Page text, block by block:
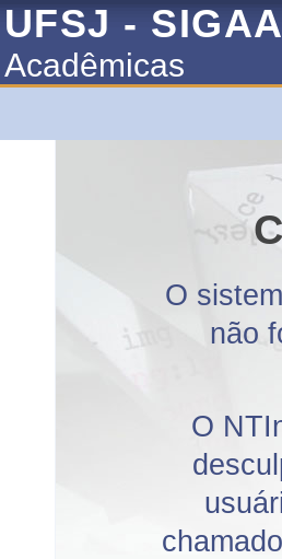
UFSJ -
Acadêmicas
O
não
O